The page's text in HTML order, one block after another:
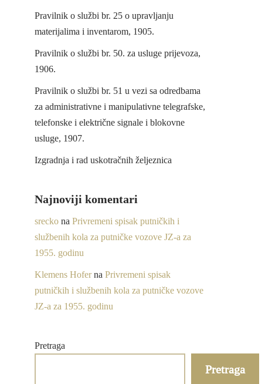
Pravilnik o službi br. 25 o upravljanju
materijalima i inventarom, 1905.
Pravilnik o službi br. 50. za usluge prijevoza,
1906.
Pravilnik o službi br. 51 u vezi sa odredbama
za administrativne i manipulativne telegrafske,
telefonske i električne signale i blokovne
usluge, 1907.
Izgradnja i rad uskotračnih željeznica
Najnoviji komentari
srecko na Privremeni spisak putničkih i
službenih kola za putničke vozove JZ-a za
1955. godinu
Klemens Hoferna Privremeni spisak
putničkih i službenih kola za putničke vozove
JZ-a za 1955. godinu
Pretraga
Pretraga